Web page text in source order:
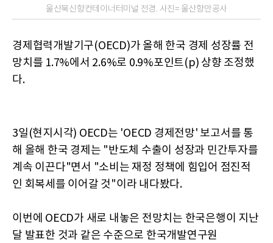
울산북신항컨테이너터미널 전경. 사진= 울산항만공사
경제협력개발기구(OECD)가 올해 한국 경제 성장률 전
망치를 1.7%에서 2.6%로 0.9%포인트(p) 상향 조정했
다.
3일(현지시각) OECD는 'OECD 경제전망' 보고서를 통
해 올해 한국 경제는 "반도체 수출이 성장과 민간투자를
계속 이끈다"면서 "소비는 재정 정책에 힘입어 점진적
인 회복세를 이어갈 것"이라 내다봤다.
이번에 OECD가 새로 내놓은 전망치는 한국은행이 지난
달 발표한 것과 같은 수준으로 한국개발연구원